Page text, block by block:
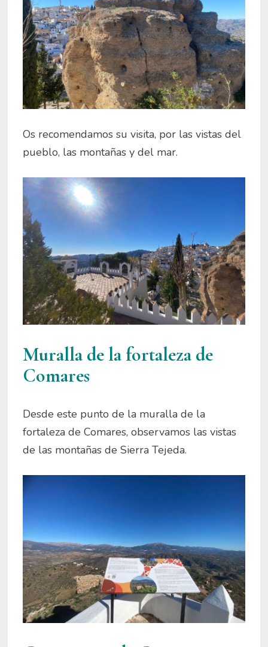
Os recomendamos su visita, por las vistas del
pueblo, las montañas y del mar.
Muralla de la fortaleza de
Comares
Desde este punto de la muralla de la
fortaleza de Comares, observamos las vistas
de las montañas de Sierra Tejeda.